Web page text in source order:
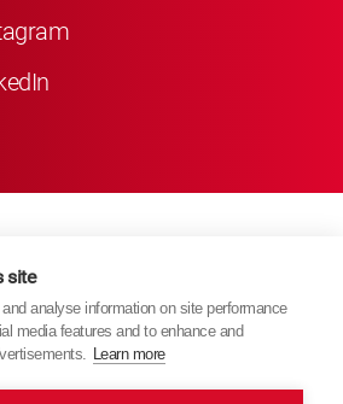
Cookie
site
analyse information on site performance
media features and to enhance and
Learn more